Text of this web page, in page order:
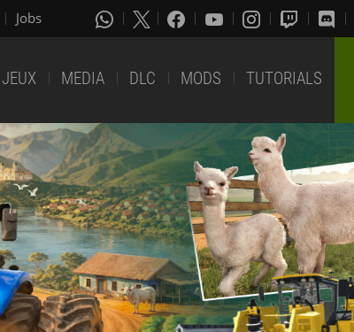
Jobs
JEUX MEDIA DLC MODS TUTORIALS